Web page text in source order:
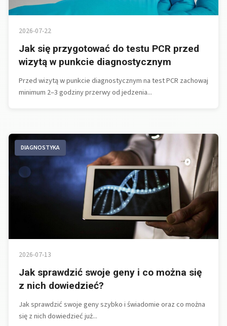
2026-07-22
Jak się przygotować do testu PCR przed
wizytą w punkcie diagnostycznym
Przed wizytą w punkcie diagnostycznym na test PCR zachowaj
minimum 2–3 godziny przerwy od jedzenia...
DIAGNOSTYKA
2026-07-13
Jak sprawdzić swoje geny i co można się
z nich dowiedzieć?
Jak sprawdzić swoje geny szybko i świadomie oraz co można
się z nich dowiedzieć już...